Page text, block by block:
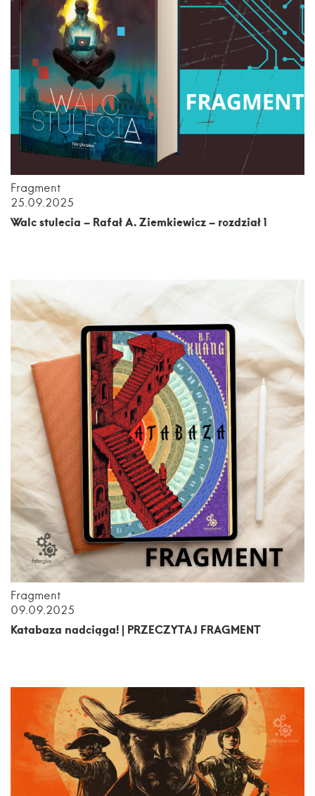
Fragment
25.09.2025
Walc stulecia – Rafał A. Ziemkiewicz – rozdział 1
Fragment
09.09.2025
Katabaza nadciąga! | PRZECZYTAJ FRAGMENT